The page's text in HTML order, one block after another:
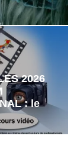
2026
: le